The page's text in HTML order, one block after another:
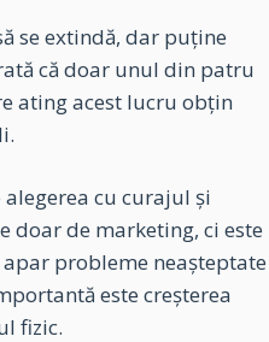
se extindă, dar puține
că doar unul din patru
ating acest lucru obțin
cu curajul și
doar de marketing, ci este
probleme neașteptate
este creșterea
fizic.